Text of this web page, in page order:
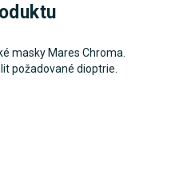
masky Mares Chroma.
požadované dioptrie.